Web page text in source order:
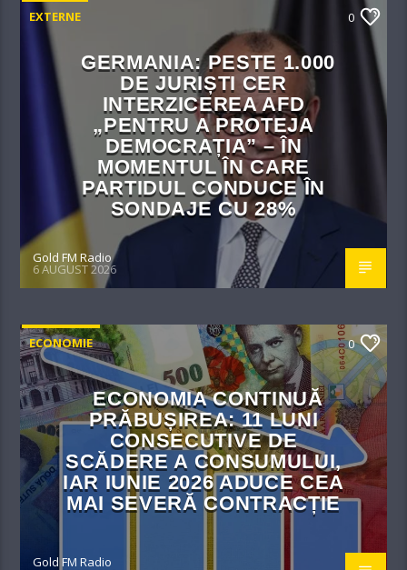
EXTERNE 0
GERMANIA: PESTE 1.000
DE JURIȘTI CER
INTERZICEREA AFD
„PENTRU A PROTEJA
DEMOCRAȚIA” – ÎN
MOMENTUL ÎN CARE
PARTIDUL CONDUCE ÎN
SONDAJE CU 28%
Gold FM Radio
6 AUGUST 2026
ECONOMIE 0
ECONOMIA CONTINUĂ
PRĂBUȘIREA: 11 LUNI
CONSECUTIVE DE
SCĂDERE A CONSUMULUI,
IAR IUNIE 2026 ADUCE CEA
MAI SEVERĂ CONTRACȚIE
Gold FM Radio